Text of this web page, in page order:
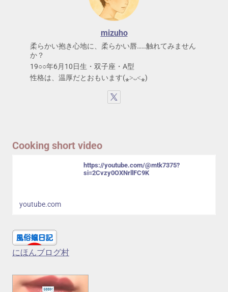
mizuho
柔らかい抱き心地に、柔らかい唇……触れてみません
か？
19○○年6月10日生・双子座・A型
性格は、温厚だとおもいます(⁎˃ᴗ˂⁎)
Cooking short video
https://youtube.com/@mtk7375?
si=2Cvzy0OXNrllFC9K
youtube.com
にほんブログ村